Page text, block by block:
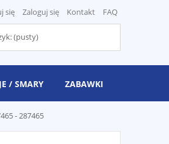
się Zaloguj się Kontakt FAQ
(pusty)
/ SMARY ZABAWKI
- 287465